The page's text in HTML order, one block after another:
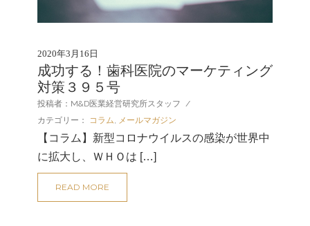
2020年3月16日
成功する！歯科医院のマーケティング
対策３９５号
投稿者：M&D医業経営研究所スタッフ
/
カテゴリー：
コラム メールマガジン
【コラム】新型コロナウイルスの感染が世界中
に拡大し、ＷＨＯは […]
READ MORE